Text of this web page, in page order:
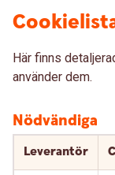
Här finns
använder dem.
Nödvändiga
Leverantör